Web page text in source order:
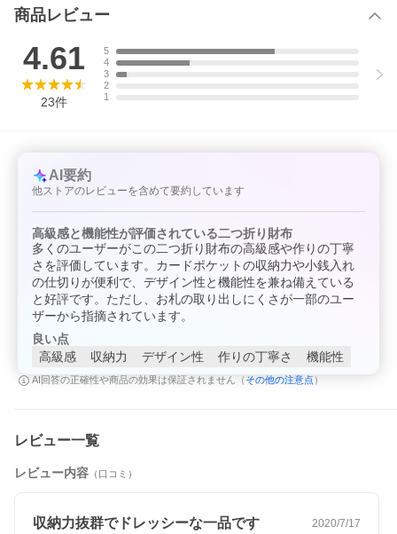
財布
【値札表示についてのお知らせ】
昨今の原材料価格の高騰などから一部商品で価格改定が行われて
います。
この際に、商品に貼付されたタグに記載しております価格につき
ましては旧価格のものが混在している場合がございます。
※※ こちらの商品は物流センターから発送します ※※
ない場合がございます。
また発送前キャンセルをお受けできない場合がございます。
商品レビュー
4.61
23件
5
4
3
2
1
AI要約
他ストアのレビューを含めて要約しています
高級感と機能性が評価されている二つ折り財布
多くのユーザーがこの二つ折り財布の高級感や作りの丁寧
さを評価しています。カードポケットの収納力や小銭入れ
の仕切りが便利で、デザイン性と機能性を兼ね備えている
と好評です。ただし、お札の取り出しにくさが一部のユー
ザーから指摘されています。
良い点
高級感
収納力 デザイン性 作りの丁寧さ 機能性
AI回答の正確性や商品の効果は保証されません（ その他の注意点 ）
レビュー一覧
レビュー内容 （口コミ）
収納力抜群でドレッシーな一品です 2020/7/17